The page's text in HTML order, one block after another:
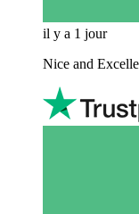
il y a 1 jour
Nice and